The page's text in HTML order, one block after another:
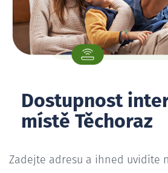
Dostupnost
místě Těchoraz
Zadejte adresu a ihned uvidíte